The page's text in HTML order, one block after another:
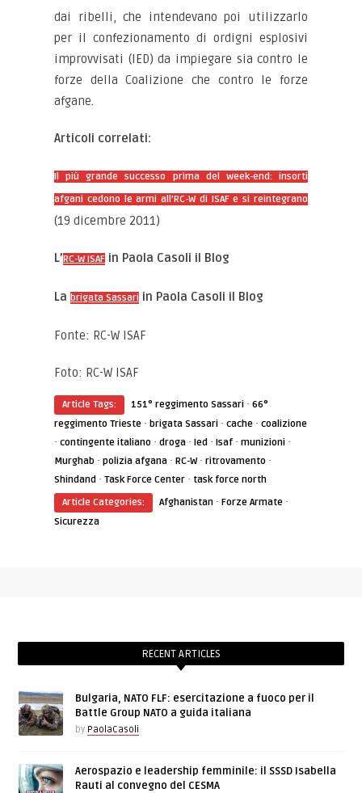
dai ribelli, che intendevano poi utilizzarlo
per il confezionamento di ordigni esplosivi
improvvisati (IED) da impiegare sia contro le
forze della Coalizione che contro le forze
afgane.
Articoli correlati:
Il più grande successo prima del week-end: insorti
afgani cedono le armi all’RC-W di ISAF e si reintegrano
(19 dicembre 2011)
L’RC-W ISAF in Paola Casoli il Blog
Labrigata Sassari in Paola Casoli il Blog
Fonte: RC-W ISAF
Foto: RC-W ISAF
Article Tags: 151° reggimento Sassari ·66°
reggimento Trieste ·brigata Sassari ·cache ·coalizione
·contingente italiano ·droga ·Ied ·Isaf ·munizioni ·
Murghab ·polizia afgana ·RC-W·ritrovamento ·
Shindand ·Task Force Center · task force north
Article Categories:
Afghanistan ·Forze Armate ·
Sicurezza
RECENT ARTICLES
Bulgaria, NATO FLF: esercitazione a fuoco per il
Battle Group NATO a guida italiana
by PaolaCasoli
Aerospazio e leadership femminile: il SSSD Isabella
Rauti al convegno del CESMA